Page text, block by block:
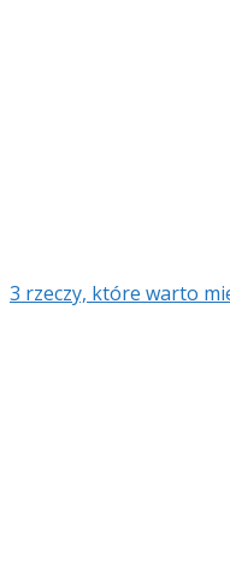
3 rzeczy, które warto